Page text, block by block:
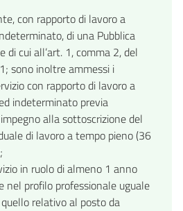
con rapporto di lavoro a
di una Pubblica
di cui all’art. 1, comma 2, del
sono inoltre ammessi i
con rapporto di lavoro a
indeterminato previa
alla sottoscrizione del
di lavoro a tempo pieno (36
in ruolo di almeno 1 anno
nel profilo professionale uguale
relativo al posto da